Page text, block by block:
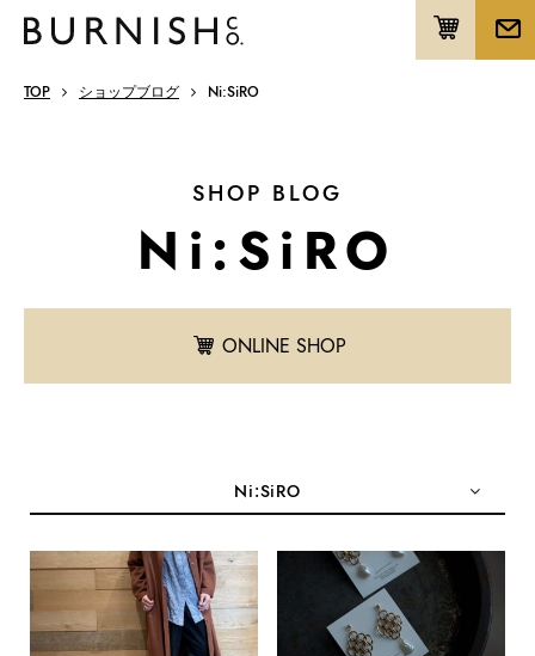
TOP ショップブログ Ni:SiRO
SHOP BLOG
Ni:SiRO
ONLINE SHOP
Ni:SiRO